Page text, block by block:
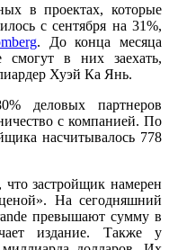
в проектах, которые
с сентября на 31%,
. До конца месяца
в них заехать,
Хуэй Ка Янь.
деловых партнеров
с компанией. По
насчитывалось 778
застройщик намерен
На сегодняшний
превышают сумму в
издание. Также у